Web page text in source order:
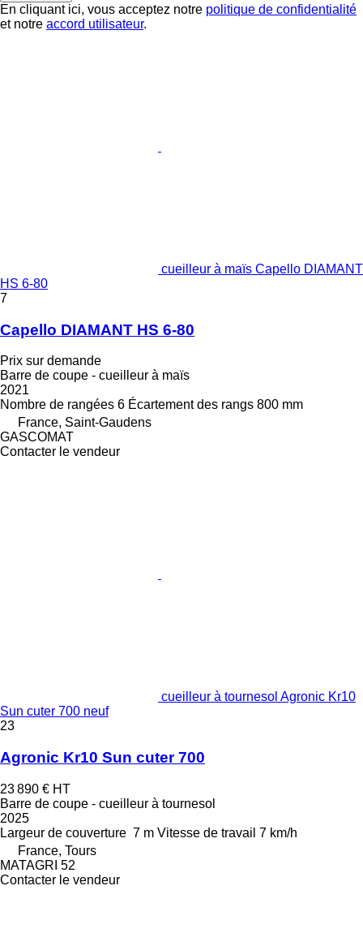
En cliquant ici, vous acceptez notre politique de confidentialité
et notre accord utilisateur.
cueilleur à maïs Capello DIAMANT
HS 6-80
7
Capello DIAMANT HS 6-80
Prix sur demande
Barre de coupe - cueilleur à maïs
2021
Nombre de rangées 6 Écartement des rangs 800 mm
France, Saint-Gaudens
GASCOMAT
Contacter le vendeur
cueilleur à tournesol Agronic Kr10
Sun cuter 700 neuf
23
Agronic Kr10 Sun cuter 700
23 890 € HT
Barre de coupe - cueilleur à tournesol
2025
Largeur de couverture 7 m Vitesse de travail 7 km/h
France, Tours
MATAGRI 52
Contacter le vendeur